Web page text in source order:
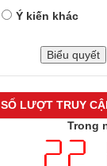
Ý kiến khác
SỐ LƯỢT TRUY
Trong